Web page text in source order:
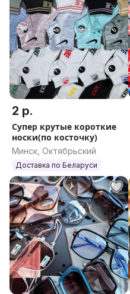
2 р.
Супер крутые короткие
носки(по косточку)
Минск, Октябрьский
Доставка по Беларуси